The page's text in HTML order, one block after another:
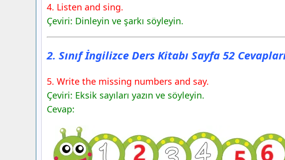
4. Listen and sing.
Çeviri: Dinleyin ve şarkı söyleyin.
2. Sınıf İngilizce Ders Kitabı Sayfa 52
5. Write the missing numbers and say.
Çeviri: Eksik sayıları yazın ve söyleyin.
Cevap: